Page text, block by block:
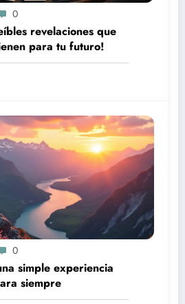
0
revelaciones que
para tu futuro!
0
simple experiencia
siempre